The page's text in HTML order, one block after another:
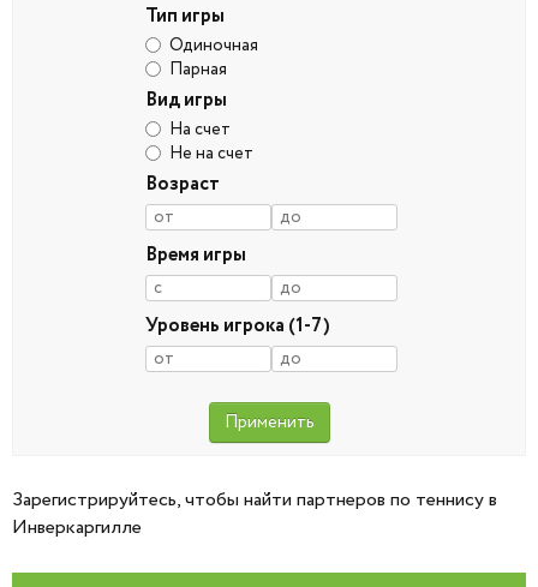
Тип игры
Одиночная
Парная
Вид игры
На счет
Не на счет
Возраст
Время игры
Уровень игрока (1-7)
Зарегистрируйтесь, чтобы найти партнеров по теннису в
Инверкаргилле